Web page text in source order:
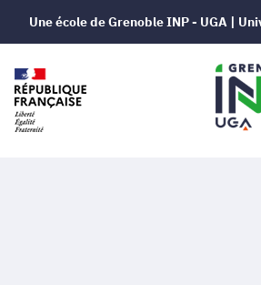
Une école de Grenoble INP - UGA |